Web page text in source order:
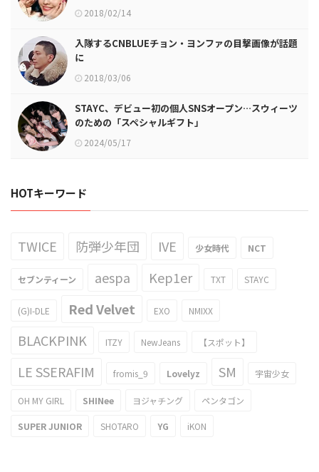
2018/02/14
入隊するCNBLUEチョン・ヨンファの目撃画像が話題
に
2018/03/06
STAYC、デビュー初の個人SNSオープン…スウィーツ
のための「スペシャルギフト」
2024/05/17
HOTキーワード
TWICE 防弾少年団 IVE 少女時代 NCT
セブンティーン aespa Kep1er TXT STAYC
(G)I-DLE Red Velvet EXO NMIXX
BLACKPINK ITZY NewJeans 【スポット】
LE SSERAFIM fromis_9 Lovelyz SM 宇宙少女
OH MY GIRL SHINee ヨジャチング ペンタゴン
SUPER JUNIOR SHOTARO YG iKON